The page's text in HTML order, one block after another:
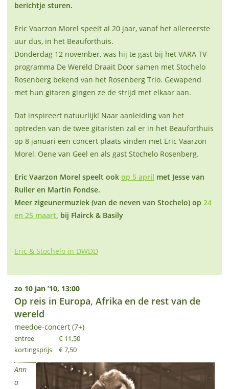
berichtje sturen.
Eric Vaarzon Morel speelt al 20 jaar, vanaf het allereerste
uur dus, in het Beauforthuis.
Donderdag 12 november, was hij te gast bij het VARA TV-
programma De Wereld Draait Door samen met Stochelo
Rosenberg bekend van het Rosenberg Trio. Gewapend
met hun gitaren gingen ze de strijd met elkaar aan.
Dat inspireert natuurlijk! Naar aanleiding van het
optreden van de twee gitaristen zal er in het Beauforthuis
op 8 januari een concert plaats vinden met Eric Vaarzon
Morel, Oene van Geel en als gast Stochelo Rosenberg.
Eric Vaarzon Morel speelt ook op 5 april met Jesse van
Ruller en Martin Fondse.
Meer zigeunermuziek (van de neven van Stochelo) op 24
en 25 maart, bij Flairck & Basily
Eric & Stochelo in DWDD
zo 10 jan ’10, 13:00
Op reis in Europa, Afrika en de rest van de
wereld
meedoe-concert (7+)
entree
kortingsprijs
€ 11,50
€ 7,50
Ann
a